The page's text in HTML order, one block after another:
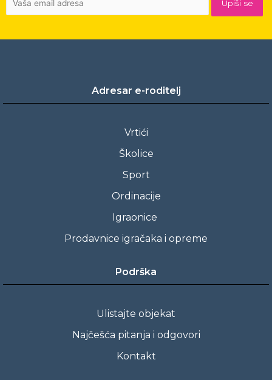
Adresar e-roditelj
Vrtići
Školice
Sport
Ordinacije
Igraonice
Prodavnice igračaka i opreme
Podrška
Ulistajte objekat
Najčešća pitanja i odgovori
Kontakt